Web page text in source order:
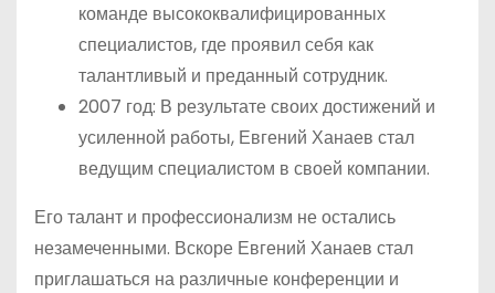
команде высококвалифицированных
специалистов, где проявил себя как
талантливый и преданный сотрудник.
2007 год: В результате своих достижений и
усиленной работы, Евгений Ханаев стал
ведущим специалистом в своей компании.
Его талант и профессионализм не остались
незамеченными. Вскоре Евгений Ханаев стал
приглашаться на различные конференции и